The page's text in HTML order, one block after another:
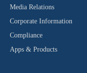
Media Relations
Corporate Information
Compliance
Apps & Products